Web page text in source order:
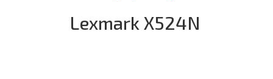
Lexmark X524N